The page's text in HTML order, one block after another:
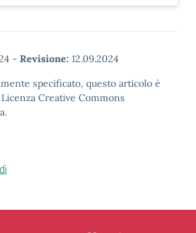
- Revisione: 12.09.2024
specificato, questo articolo è
Creative Commons